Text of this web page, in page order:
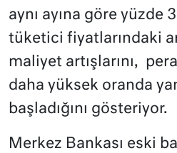
aynı ayına göre yüzde
tüketici fiyatlarındaki
maliyet artışlarını,
daha yüksek oranda
başladığını gösteriyor.
Merkez Bankası eski